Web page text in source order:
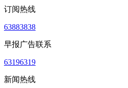
订阅热线
63883838
早报广告联系
63196319
新闻热线